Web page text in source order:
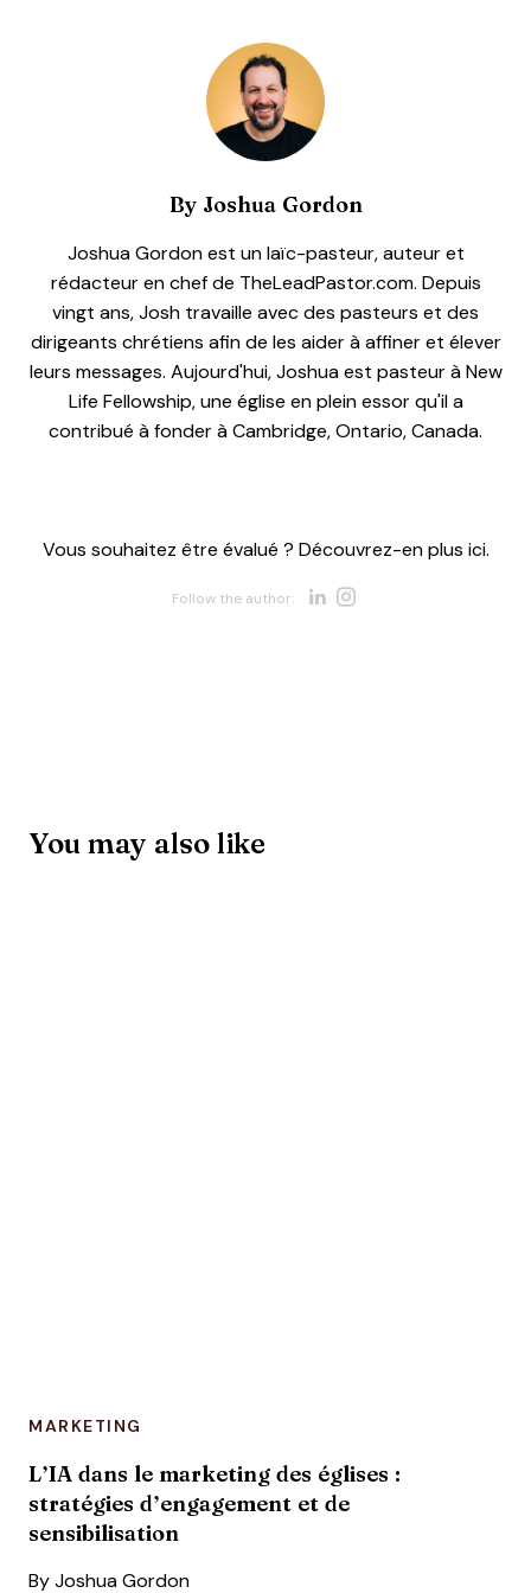
By Joshua Gordon
Joshua Gordon est un laïc-pasteur, auteur et
rédacteur en chef de TheLeadPastor.com. Depuis
vingt ans, Josh travaille avec des pasteurs et des
dirigeants chrétiens afin de les aider à affiner et élever
leurs messages. Aujourd'hui, Joshua est pasteur à New
Life Fellowship, une église en plein essor qu'il a
contribué à fonder à Cambridge, Ontario, Canada.
Vous souhaitez être évalué ? Découvrez-en plus ici.
Follow the author: Opens new
You may also like
MARKETING
L’IA dans le marketing des églises :
stratégies d’engagement et de
sensibilisation
By Joshua Gordon